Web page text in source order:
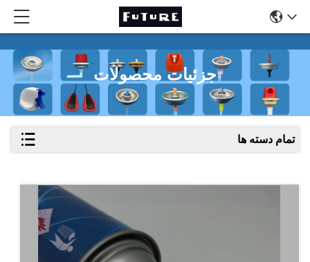
جزئیات محصولات
تمام دسته ها